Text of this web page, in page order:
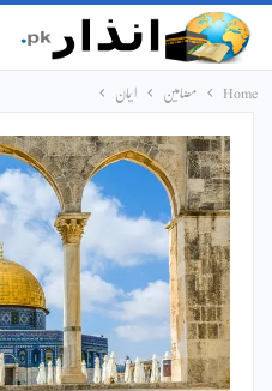
Home مضامین ایمان